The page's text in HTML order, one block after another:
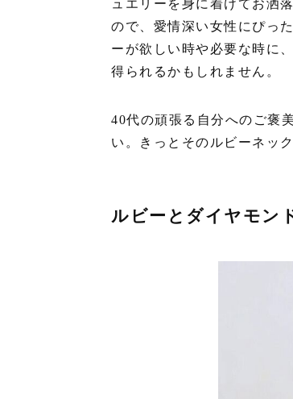
ュエリーを身に着けてお洒
ので、愛情深い女性にぴっ
ーが欲しい時や必要な時に
得られるかもしれません。
40代の頑張る自分へのご褒
い。きっとそのルビーネッ
ルビーとダイヤモン